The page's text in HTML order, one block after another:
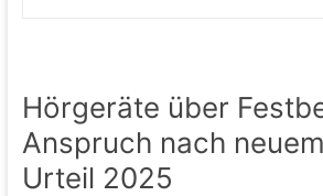
Hörgeräte über
Anspruch nach
Urteil 2025